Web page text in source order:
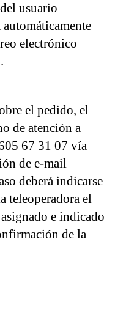
usuario
electrónico
el pedido, el
de atención a
67 31 07 vía
de e-mail
deberá indicarse
teleoperadora el
e indicado
de la